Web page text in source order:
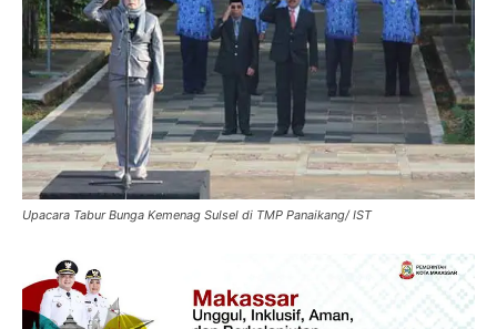
Upacara Tabur Bunga Kemenag Sulsel di TMP Panaikang/ IST